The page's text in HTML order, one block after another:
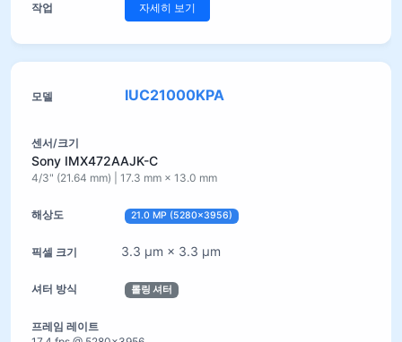
자세히 보기
IUC21000KPA
Sony IMX472AAJK-C
4/3" (21.64 mm) | 17.3 mm × 13.0 mm
21.0 MP (5280×3956)
3.3 µm × 3.3 µm
롤링 셔터